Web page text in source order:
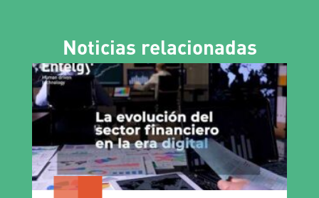
Noticias relacionadas